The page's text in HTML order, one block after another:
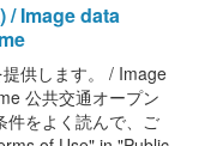
/ Image data
供します。 / Image
公共交通オープン
件をよく読んで、ご